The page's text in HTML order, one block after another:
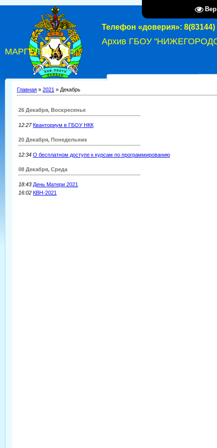
Телефон «доверия»: 8(83144)
Архив ГБОУ
МАРГЕЛОВА В.Ф."
Главная » 2021 » Декабрь
26 Декабря, Воскресенье
12:27 Кванториум в ГБОУ НКК
20 Декабря, Понедельник
12:34 О бесплатном доступе к курсам по программированию
08 Декабря, Среда
18:43 День Матери 2021
16:02 КВН-2021